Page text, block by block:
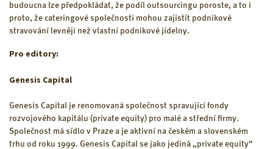
budoucna lze předpokládat, že podíl outsourcingu poroste, a to i
proto, že cateringové společnosti mohou zajistit podnikové
stravování levněji než vlastní podnikové jídelny.
Pro editory:
Genesis Capital
Genesis Capital je renomovaná společnost spravující fondy
rozvojového kapitálu (private equity) pro malé a střední firmy.
Společnost má sídlo v Praze a je aktivní na českém a slovenském
trhu od roku 1999. Genesis Capital se jako jediná „private equity“